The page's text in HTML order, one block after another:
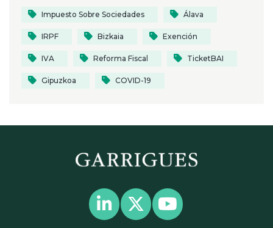
Impuesto Sobre Sociedades Álava
IRPF Bizkaia Exención
IVA Reforma Fiscal TicketBAI
Gipuzkoa COVID-19